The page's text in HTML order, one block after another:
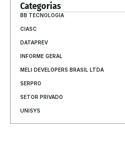
Categorias
BB TECNOLOGIA
CIASC
DATAPREV
INFORME GERAL
MELI DEVELOPERS BRASIL LTDA
SERPRO
SETOR PRIVADO
UNISYS